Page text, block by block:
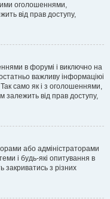
оголошеннями,
від прав доступу,
в форумі і виключно на
важливу інформаціюі
само як і з оголошеннями,
залежить від прав доступу,
або адміністраторами
і будь-які опитування в
з різних